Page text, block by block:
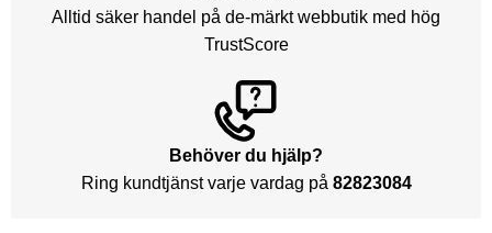
Alltid säker handel på de-märkt webbutik med hög
TrustScore
Behöver du hjälp?
Ring kundtjänst varje vardag på 82823084